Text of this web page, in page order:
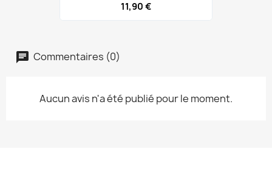
11,90 €
Commentaires (0)
Aucun avis n'a été publié pour le moment.